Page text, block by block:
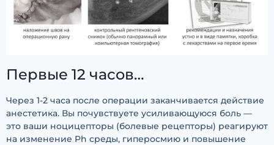
Первые 12 часов…
Через 1-2 часа после операции заканчивается действие
анестетика. Вы почувствуете усиливающуюся боль —
это ваши ноцицепторы (болевые рецепторы) реагируют
на изменение Ph среды, гиперосмию и повышение